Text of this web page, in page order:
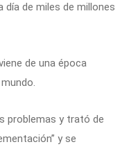
día de miles de millones
de una época
problemas y trató de
y se